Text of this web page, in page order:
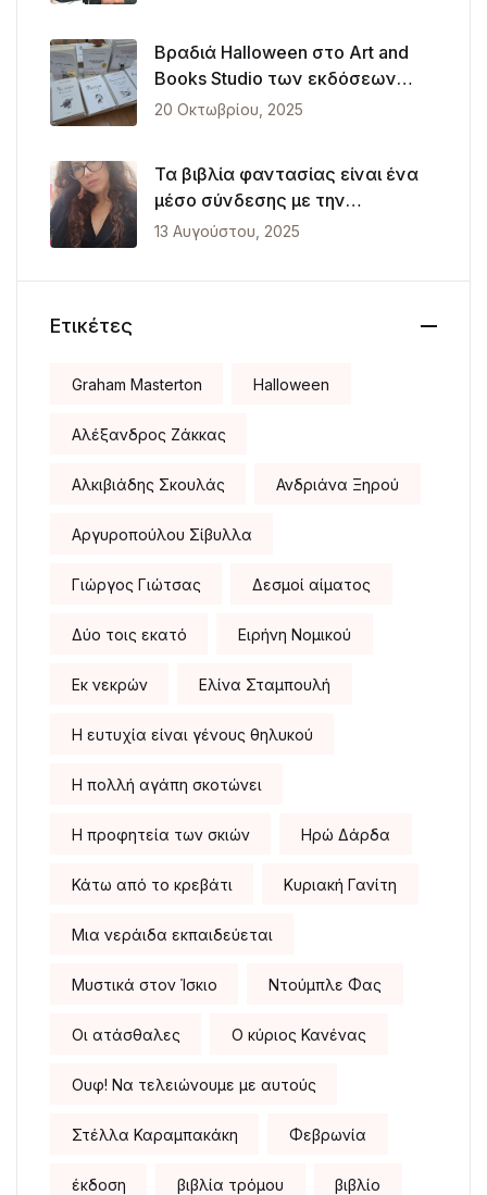
Βραδιά Halloween στο Art and
Books Studio των εκδόσεων
Λυκόφως
20 Οκτωβρίου, 2025
Τα βιβλία φαντασίας είναι ένα
μέσο σύνδεσης με την
πραγματικότητα
13 Αυγούστου, 2025
Ετικέτες
Graham Masterton Halloween
Αλέξανδρος Ζάκκας
Αλκιβιάδης Σκουλάς Ανδριάνα Ξηρού
Αργυροπούλου Σίβυλλα
Γιώργος Γιώτσας Δεσμοί αίματος
Δύο τοις εκατό Ειρήνη Νομικού
Εκ νεκρών Ελίνα Σταμπουλή
Η ευτυχία είναι γένους θηλυκού
Η πολλή αγάπη σκοτώνει
Η προφητεία των σκιών Ηρώ Δάρδα
Κάτω από το κρεβάτι Κυριακή Γανίτη
Μια νεράιδα εκπαιδεύεται
Μυστικά στον Ίσκιο Ντούμπλε Φας
Οι ατάσθαλες Ο κύριος Κανένας
Ουφ! Να τελειώνουμε με αυτούς
Στέλλα Καραμπακάκη Φεβρωνία
έκδοση βιβλία τρόμου βιβλίο